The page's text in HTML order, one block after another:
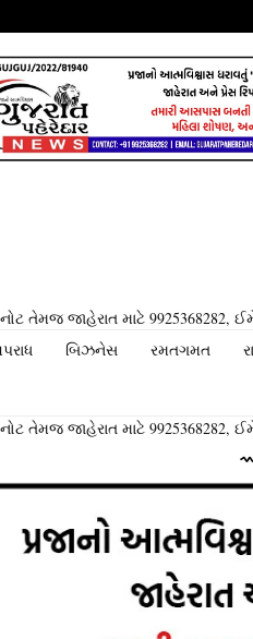
તેમજ જાહેરાત માટે 9925368282,
બિઝનેસ રમતગમત
તેમજ જાહેરાત માટે 9925368282,
⇝